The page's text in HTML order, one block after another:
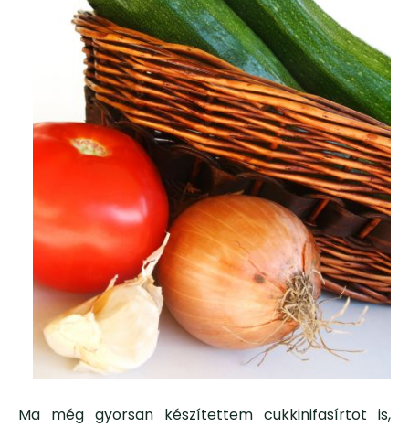
Ma még gyorsan készítettem cukkinifasírtot is,